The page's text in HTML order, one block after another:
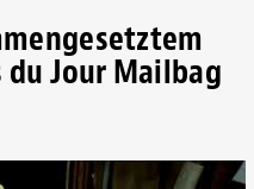
du Jour Mailbag